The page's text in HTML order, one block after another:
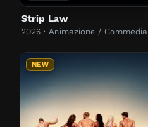
Strip Law
2026 · Animazione / Commedia
NEW